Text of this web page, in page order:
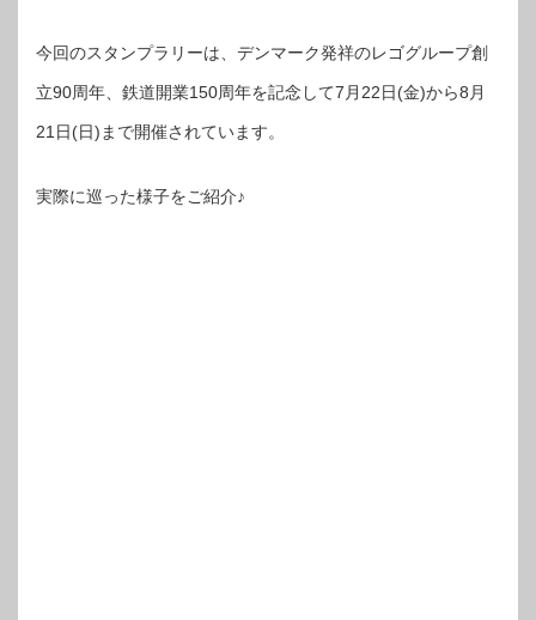
今回のスタンプラリーは、デンマーク発祥のレゴグループ創
立90周年、鉄道開業150周年を記念して7月22日(金)から8月
21日(日)まで開催されています。
実際に巡った様子をご紹介♪